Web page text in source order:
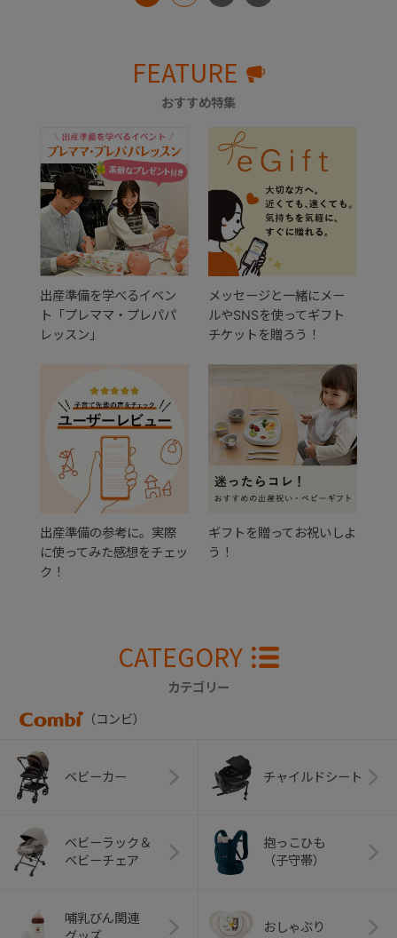
FEATURE
おすすめ特集
出産準備を学べるイベン
ト「プレママ・プレパパ
レッスン」
メッセージと一緒にメー
ルやSNSを使ってギフト
チケットを贈ろう！
出産準備の参考に。実際
に使ってみた感想をチェッ
ク！
ギフトを贈ってお祝いしよ
う！
CATEGORY
カテゴリー
（コンビ）
ベビーカー チャイルドシート
ベビーラック＆
ベビーチェア
抱っこひも
（子守帯）
哺乳びん関連
おしゃぶり